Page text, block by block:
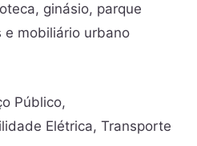
ginásio, parque
e mobiliário urbano
Público,
Elétrica, Transporte